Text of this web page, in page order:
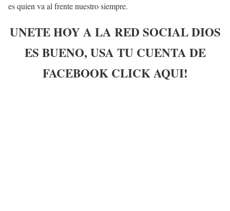
es quien va al frente nuestro siempre.
UNETE HOY A LA RED SOCIAL DIOS
ES BUENO, USA TU CUENTA DE
FACEBOOK CLICK AQUI!